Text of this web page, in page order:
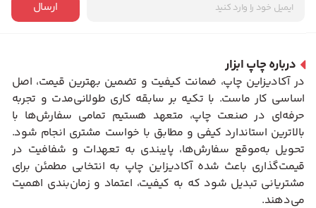
ارسال
درباره چاپ ابزار
در آکادیزاین چاپ، ضمانت کیفیت و تضمین بهترین قیمت، اصل
اساسی کار ماست. با تکیه بر سابقه کاری طولانی‌مدت و تجربه
حرفه‌ای در صنعت چاپ، متعهد هستیم تمامی سفارش‌ها با
بالاترین استاندارد کیفی و مطابق با خواست مشتری انجام شود.
تحویل به‌موقع سفارش‌ها، پایبندی به تعهدات و شفافیت در
قیمت‌گذاری باعث شده آکادیزاین چاپ به انتخابی مطمئن برای
مشتریانی تبدیل شود که به کیفیت، اعتماد و زمان‌بندی اهمیت
می‌دهند.